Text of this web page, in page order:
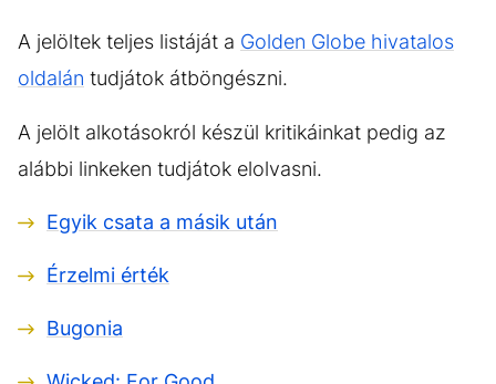
A jelöltek teljes listáját a Golden Globe hivatalos
oldalán tudjátok átböngészni.
A jelölt alkotásokról készül kritikáinkat pedig az
alábbi linkeken tudjátok elolvasni.
Egyik csata a másik után
Érzelmi érték
Bugonia